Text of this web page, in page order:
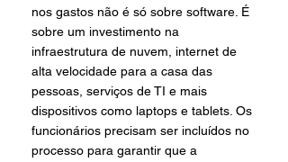
nos gastos não é só sobre software. É
sobre um investimento na
infraestrutura de nuvem, internet de
alta velocidade para a casa das
pessoas, serviços de TI e mais
dispositivos como laptops e tablets. Os
funcionários precisam ser incluídos no
processo para garantir que a